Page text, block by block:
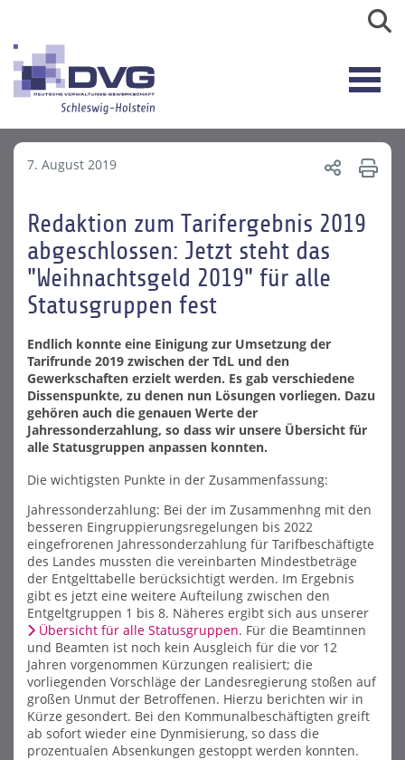
7. August 2019
Redaktion zum Tarifergebnis 2019
abgeschlossen: Jetzt steht das
"Weihnachtsgeld 2019" für alle
Statusgruppen fest
Endlich konnte eine Einigung zur Umsetzung der
Tarifrunde 2019 zwischen der TdL und den
Gewerkschaften erzielt werden. Es gab verschiedene
Dissenspunkte, zu denen nun Lösungen vorliegen. Dazu
gehören auch die genauen Werte der
Jahressonderzahlung, so dass wir unsere Übersicht für
alle Statusgruppen anpassen konnten.
Die wichtigsten Punkte in der Zusammenfassung:
Jahressonderzahlung: Bei der im Zusammenhng mit den
besseren Eingruppierungsregelungen bis 2022
eingefrorenen Jahressonderzahlung für Tarifbeschäftigte
des Landes mussten die vereinbarten Mindestbeträge
der Entgelttabelle berücksichtigt werden. Im Ergebnis
gibt es jetzt eine weitere Aufteilung zwischen den
Entgeltgruppen 1 bis 8. Näheres ergibt sich aus unserer
Übersicht für alle Statusgruppen. Für die Beamtinnen
und Beamten ist noch kein Ausgleich für die vor 12
Jahren vorgenommen Kürzungen realisiert; die
vorliegenden Vorschläge der Landesregierung stoßen auf
großen Unmut der Betroffenen. Hierzu berichten wir in
Kürze gesondert. Bei den Kommunalbeschäftigten greift
ab sofort wieder eine Dynmisierung, so dass die
prozentualen Absenkungen gestoppt werden konnten.